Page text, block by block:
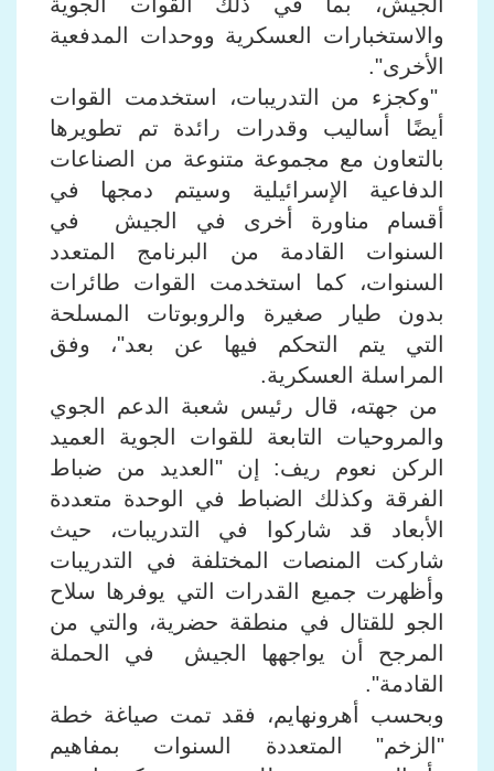
والاستخبارات العسكرية ووحدات المدفعية
الأخرى".
"وكجزء من التدريبات، استخدمت القوات
أيضًا أساليب وقدرات رائدة تم تطويرها
بالتعاون مع مجموعة متنوعة من الصناعات
الدفاعية الإسرائيلية وسيتم دمجها في
أقسام مناورة أخرى في الجيش في
السنوات القادمة من البرنامج المتعدد
السنوات، كما استخدمت القوات طائرات
بدون طيار صغيرة والروبوتات المسلحة
التي يتم التحكم فيها عن بعد"، وفق
المراسلة العسكرية.
من جهته، قال رئيس شعبة الدعم الجوي
والمروحيات التابعة للقوات الجوية العميد
الركن نعوم ريف: إن "العديد من ضباط
الفرقة وكذلك الضباط في الوحدة متعددة
الأبعاد قد شاركوا في التدريبات، حيث
شاركت المنصات المختلفة في التدريبات
وأظهرت جميع القدرات التي يوفرها سلاح
الجو للقتال في منطقة حضرية، والتي من
المرجح أن يواجهها الجيش في الحملة
القادمة".
وبحسب أهرونهايم، فقد تمت صياغة خطة
"الزخم" المتعددة السنوات بمفاهيم